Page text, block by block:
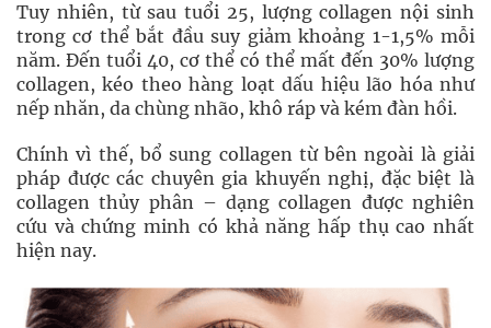
Tuy nhiên, từ sau tuổi 25, lượng collagen nội sinh
trong cơ thể bắt đầu suy giảm khoảng 1-1,5% mỗi
năm. Đến tuổi 40, cơ thể có thể mất đến 30% lượng
collagen, kéo theo hàng loạt dấu hiệu lão hóa như
nếp nhăn, da chùng nhão, khô ráp và kém đàn hồi.
Chính vì thế, bổ sung collagen từ bên ngoài là giải
pháp được các chuyên gia khuyến nghị, đặc biệt là
collagen thủy phân – dạng collagen được nghiên
cứu và chứng minh có khả năng hấp thụ cao nhất
hiện nay.